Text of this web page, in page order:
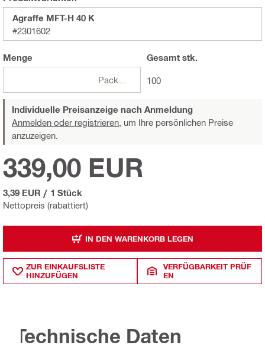
Agraffe MFT-H 40 K
#2301602
Menge
Packungen
Gesamtstk.
100
Individuelle Preisanzeige nach Anmeldung
Anmelden oder registrieren, um Ihre persönlichen Preise
anzuzeigen.
Nettopreis (rabattiert)
339,00 EUR
3,39 EUR / 1 Stück
IN DEN WARENKORB LEGEN
ZUR EINKAUFSLISTE
HINZUFÜGEN
VERFÜGBARKEIT PRÜF
EN
Technische Daten